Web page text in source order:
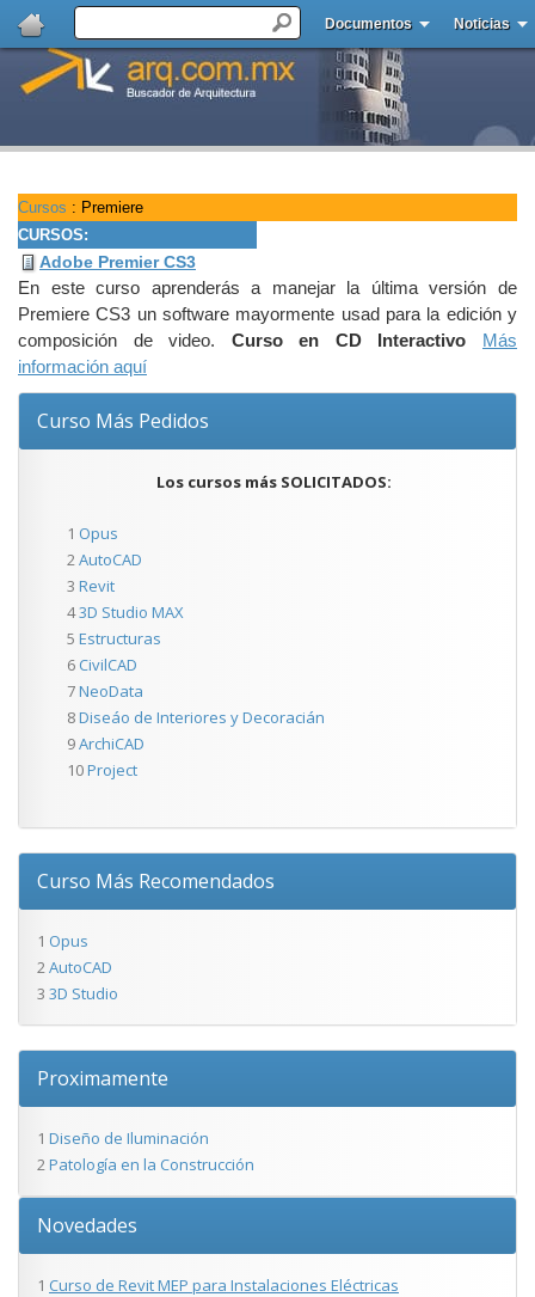
Documentos Noticias
Cursos : Premiere
CURSOS:
Adobe Premier CS3
En este curso aprenderás a manejar la última versión de
Premiere CS3 un software mayormente usad para la edición y
composición de video. Curso en CD Interactivo
Más
información aquí
Curso Más Pedidos
Los cursos más SOLICITADOS:
1 Opus
2AutoCAD
3 Revit
43D Studio MAX
5 Estructuras
6 CivilCAD
7NeoData
8Diseáo de Interiores y Decoracián
9ArchiCAD
10Project
Curso Más Recomendados
1 Opus
2AutoCAD
3 3D Studio
Proximamente
1 Diseño de Iluminación
2Patología en la Construcción
Novedades
1 Curso de Revit MEP para Instalaciones Eléctricas